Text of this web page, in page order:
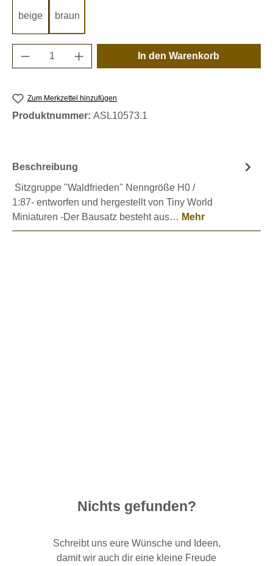
beige braun
Produkt Anzahl: Gib den gewünschten
In den Warenkorb
Zum Merkzettel hinzufügen
Produktnummer: ASL10573.1
Beschreibung
Sitzgruppe "Waldfrieden" Nenngröße H0 /
1:87- entworfen und hergestellt von Tiny World
Miniaturen -Der Bausatz besteht aus… Mehr
Nichts gefunden?
Schreibt uns eure Wünsche und Ideen,
damit wir auch dir eine kleine Freude